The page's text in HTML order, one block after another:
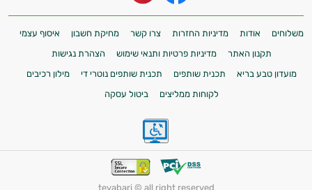
משלוחים אודות מדיניות החזרות צרו קשר מחיקת חשבון
איסוף עצמי
תקנון האתר
מדיניות פרטיות ותנאי שימוש
הצהרת נגישות
מועדון טבע בריא
תכנית שותפים תכנית שותפים נוטרי די
מילון רכיבים
לקוחות ממליצים
ביטול עסקה
tevabari © all right reserved